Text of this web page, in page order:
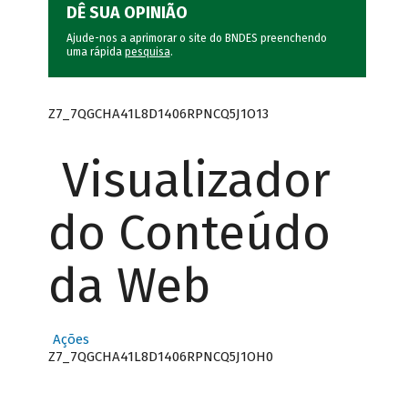
DÊ SUA OPINIÃO
Ajude-nos a aprimorar o site do BNDES preenchendo
uma rápida pesquisa.
Z7_7QGCHA41L8D1406RPNCQ5J1O13
Visualizador
do Conteúdo
da Web
Ações
Z7_7QGCHA41L8D1406RPNCQ5J1OH0